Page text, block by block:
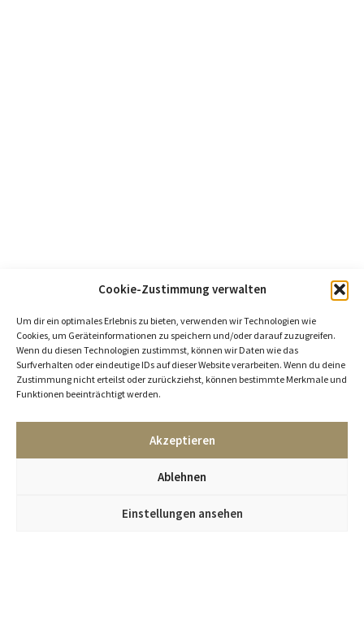
Cookie-Zustimmung verwalten
Um dir ein optimales Erlebnis zu bieten, verwenden wir Technologien wie
Cookies, um Geräteinformationen zu speichern und/oder darauf zuzugreifen.
Wenn du diesen Technologien zustimmst, können wir Daten wie das
Surfverhalten oder eindeutige IDs auf dieser Website verarbeiten. Wenn du deine
Zustimmung nicht erteilst oder zurückziehst, können bestimmte Merkmale und
Funktionen beeinträchtigt werden.
Akzeptieren
Ablehnen
Einstellungen ansehen